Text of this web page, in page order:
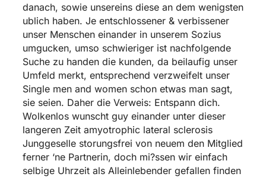
danach, sowie unsereins diese an dem wenigsten
ublich haben. Je entschlossener & verbissener
unser Menschen einander in unserem Sozius
umgucken, umso schwieriger ist nachfolgende
Suche zu handen die kunden, da beilaufig unser
Umfeld merkt, entsprechend verzweifelt unser
Single men and women schon etwas man sagt,
sie seien. Daher die Verweis: Entspann dich.
Wolkenlos wunscht guy einander unter dieser
langeren Zeit amyotrophic lateral sclerosis
Junggeselle storungsfrei von neuem den Mitglied
ferner ‘ne Partnerin, doch mi?ssen wir einfach
selbige Uhrzeit als Alleinlebender gefallen finden